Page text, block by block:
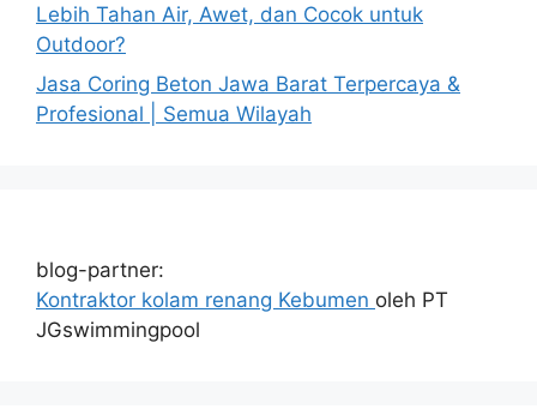
Lebih Tahan Air, Awet, dan Cocok untuk
Outdoor?
Jasa Coring Beton Jawa Barat Terpercaya &
Profesional | Semua Wilayah
blog-partner:
Kontraktor kolam renang Kebumen oleh PT
JGswimmingpool